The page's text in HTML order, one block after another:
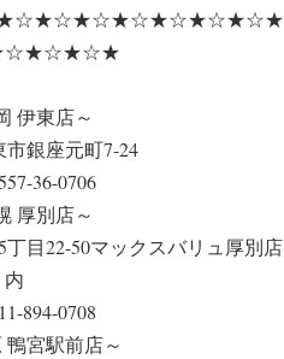
伊東店～
市銀座元町7-24
36-0706
厚別店～
目22-50マックスバリュ厚別店
内
894-0708
宮駅前店～